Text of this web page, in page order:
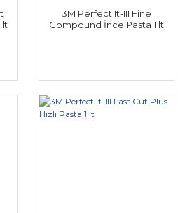
lt
3M Perfect It-III Fine
Compound İnce Pasta 1 lt